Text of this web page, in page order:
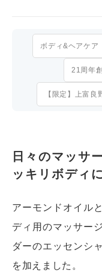
ボディ&ヘアケア
21周年
【限定】上富
日々のマッサ
ッキリボディに
アーモンドオイル
ディ用のマッサー
ダーのエッセンシ
を加えました。